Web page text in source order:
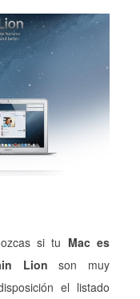
si tu Mac es
Lion son muy
el listado